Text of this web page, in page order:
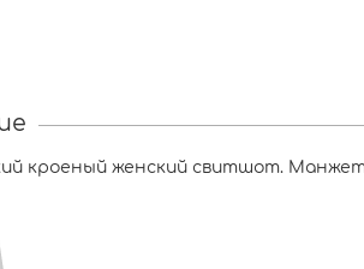
кроеный женский свитшот.